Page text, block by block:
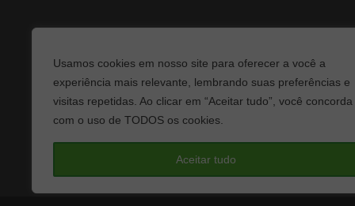
Usamos cookies em nosso site para oferecer a você a
experiência mais relevante, lembrando suas preferências e
visitas repetidas. Ao clicar em “Aceitar tudo”, você concorda
com o uso de TODOS os cookies.
Aceitar tudo